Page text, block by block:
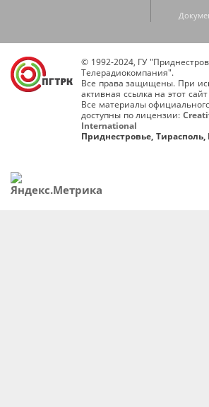
© 1992-2024, ГУ
Телерадиокомпания".
Все права защищены. При
активная ссылка на этот
Все материалы
доступны по лицензии:
International
Приднестровье, Тирасполь,